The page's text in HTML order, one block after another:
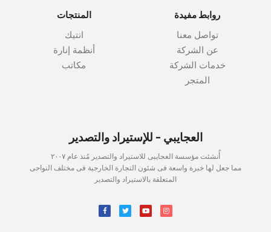
المنتجات
انتيك
أنظمة إنارة
مكاتب
روابط مفيدة
تواصل معنا
عن الشركة
خدمات الشركة
المتجر
العجايبي - للإستيراد والتصدير
أُنشئت مؤسسة العجايبى للاستيراد والتصدير مُنذ عام ٢٠٠٧
مما جعل لها خبرة واسعة فى شئون التجارة الخارجية فى مختلف النواحى
المتعلقة بالاستيراد والتصدير